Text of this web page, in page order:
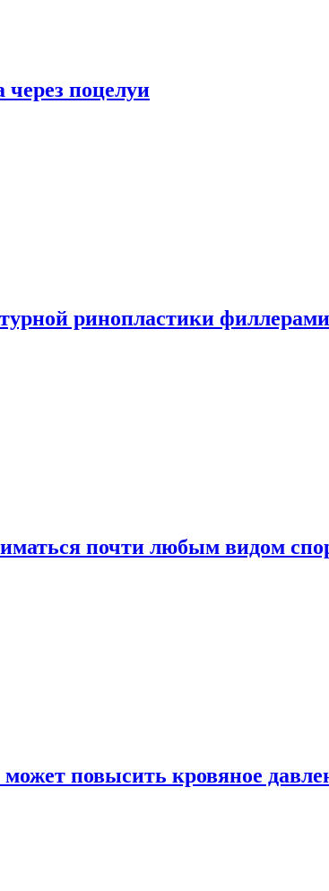
через поцелуи
ринопластики филлерами
почти любым видом
повысить кровяное